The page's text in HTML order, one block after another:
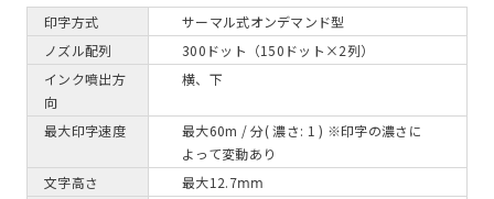
印字方式
サーマル式オンデマンド型
ノズル配列
300ドット（150ドット×2列）
インク噴出方
向
横、下
最大印字速度
最大60m / 分( 濃さ: 1 ) ※印字の濃さに
よって変動あり
文字高さ
最大12.7ⅿⅿ